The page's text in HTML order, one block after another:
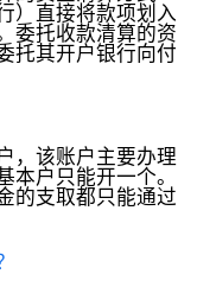
）直接将款项划入
委托收款清算的资
托其开户银行向付
，该账户主要办理
本户只能开一个。
的支取都只能通过